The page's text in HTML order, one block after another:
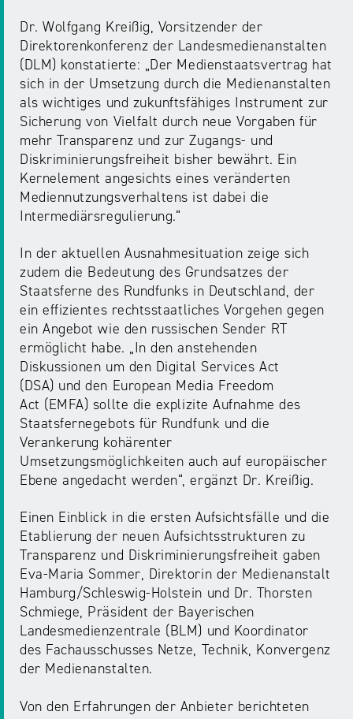
Dr. Wolfgang Kreißig, Vorsitzender der
Direktorenkonferenz der Landesmedienanstalten
(DLM) konstatierte: „Der Medienstaatsvertrag hat
sich in der Umsetzung durch die Medienanstalten
als wichtiges und zukunftsfähiges Instrument zur
Sicherung von Vielfalt durch neue Vorgaben für
mehr Transparenz und zur Zugangs- und
Diskriminierungsfreiheit bisher bewährt. Ein
Kernelement angesichts eines veränderten
Mediennutzungsverhaltens ist dabei die
Intermediärsregulierung.“
In der aktuellen Ausnahmesituation zeige sich
zudem die Bedeutung des Grundsatzes der
Staatsferne des Rundfunks in Deutschland, der
ein effizientes rechtsstaatliches Vorgehen gegen
ein Angebot wie den russischen Sender RT
ermöglicht habe. „In den anstehenden
Diskussionen um den Digital Services Act
(DSA) und den European Media Freedom
Act (EMFA) sollte die explizite Aufnahme des
Staatsfernegebots für Rundfunk und die
Verankerung kohärenter
Umsetzungsmöglichkeiten auch auf europäischer
Ebene angedacht werden“, ergänzt Dr. Kreißig.
Einen Einblick in die ersten Aufsichtsfälle und die
Etablierung der neuen Aufsichtsstrukturen zu
Transparenz und Diskriminierungsfreiheit gaben
Eva-Maria Sommer, Direktorin der Medienanstalt
Hamburg/Schleswig-Holstein und Dr. Thorsten
Schmiege, Präsident der Bayerischen
Landesmedienzentrale (BLM) und Koordinator
des Fachausschusses Netze, Technik, Konvergenz
der Medienanstalten.
Von den Erfahrungen der Anbieter berichteten